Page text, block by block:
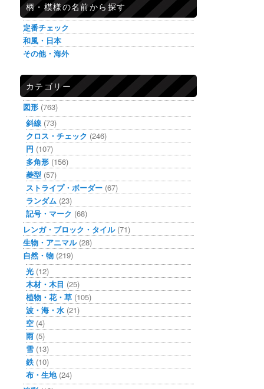
柄・模様の名前から探す
定番チェック
和風・日本
その他・海外
カテゴリー
図形 (763)
斜線 (73)
クロス・チェック (246)
円 (107)
多角形 (156)
菱型 (57)
ストライプ・ボーダー (67)
ランダム (23)
記号・マーク (68)
レンガ・ブロック・タイル(71)
生物・アニマル(28)
自然・物 (219)
光 (12)
木材・木目 (25)
植物・花・草 (105)
波・海・水 (21)
空 (4)
雨 (5)
雪 (13)
鉄 (10)
布・生地(24)